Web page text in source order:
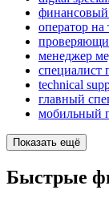
финансовый
опeрaтoр нa
менеджер
специалист
technical
главный
мобильный
Показать ещё
Быстрые